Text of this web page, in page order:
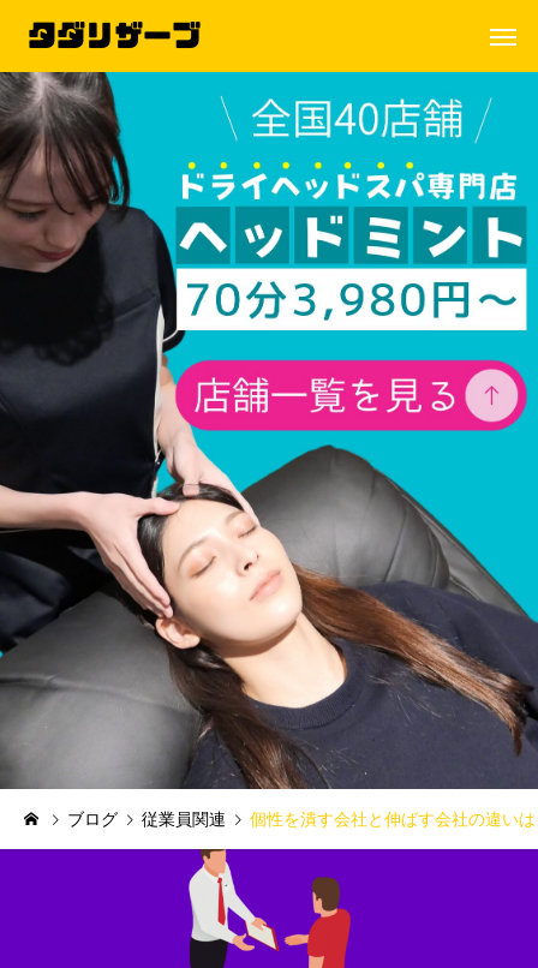
ブログ 従業員関連 個性を潰す会社と伸ばす会社の違い